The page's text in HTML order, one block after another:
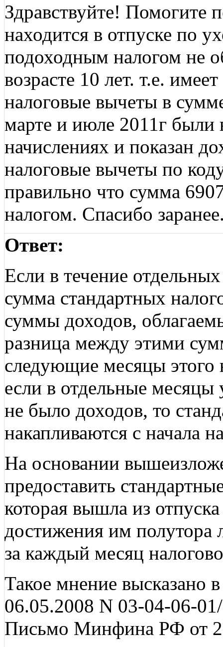
Здравствуйте! Помогите
находится в отпуске по
подоходным налогом не
возрасте 10 лет. т.е.
налоговые вычеты в
марте и июле 2011г были
начислениях и показан
налоговые вычеты по
правильно что сумма
налогом. Спасибо
Ответ:
Если в течение
сумма стандартных
суммы доходов,
разница между этими
следующие месяцы этого
если в отдельные
не было доходов, то
накапливаются с начала
На основании
предоставить
которая вышла из
достижения им полутора
за каждый месяц
Такое мнение
06.05.2008 N 03-04-06-
Письмо Минфина РФ от